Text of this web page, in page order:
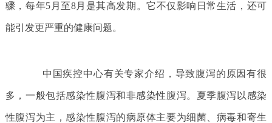
骤，每年5月至8月是其高发期。它不仅影响日常生活，还可
能引发更严重的健康问题。
中国疾控中心有关专家介绍，导致腹泻的原因有很
多，一般包括感染性腹泻和非感染性腹泻。夏季腹泻以感染
性腹泻为主，感染性腹泻的病原体主要为细菌、病毒和寄生